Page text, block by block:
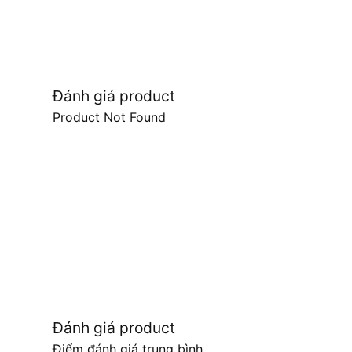
Đánh giá product
Product Not Found
Đánh giá product
Điểm đánh giá trung bình